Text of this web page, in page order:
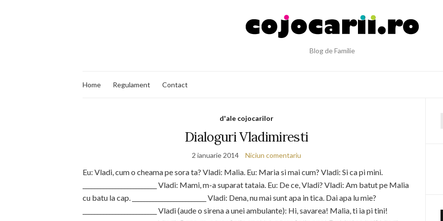
Blog de Familie
Home Regulament Contact
d'ale cojocarilor
Dialoguri Vladimiresti
2 ianuarie 2014 Niciun comentariu
Eu: Vladi, cum o cheama pe sora ta? Vladi: Malia. Eu: Maria si mai cum? Vladi: Si ca pi mini.
_________________________ Vladi: Mami, m-a suparat tataia. Eu: De ce, Vladi? Vladi: Am batut pe Malia
cu batu la cap. _________________________ Vladi: Dena, nu mai sunt apa in tica. Dai apa lu mie?
_________________________ Vladi (aude o sirena a unei ambulante): Hi, savarea! Malia, ti ia pi tini!